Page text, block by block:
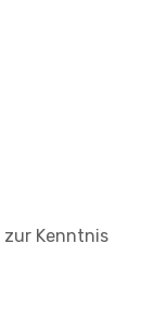
zur Kenntnis